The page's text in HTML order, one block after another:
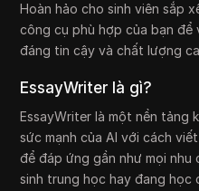
Hoàn hảo cho sinh viên sắp
công cụ phù hợp của bạn để
đáng tin cậy và chất lượng
EssayWriter là gì?
EssayWriter là một nền tảng
sức mạnh của AI với cách
để đáp ứng gần như mọi nhu
sinh trung học hay đang học